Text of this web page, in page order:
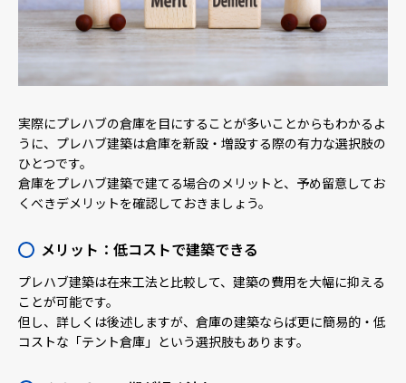
実際にプレハブの倉庫を目にすることが多いことからもわかるよ
うに、プレハブ建築は倉庫を新設・増設する際の有力な選択肢の
ひとつです。
倉庫をプレハブ建築で建てる場合のメリットと、予め留意してお
くべきデメリットを確認しておきましょう。
メリット：低コストで建築できる
プレハブ建築は在来工法と比較して、建築の費用を大幅に抑える
ことが可能です。
但し、詳しくは後述しますが、倉庫の建築ならば更に簡易的・低
コストな「テント倉庫」という選択肢もあります。